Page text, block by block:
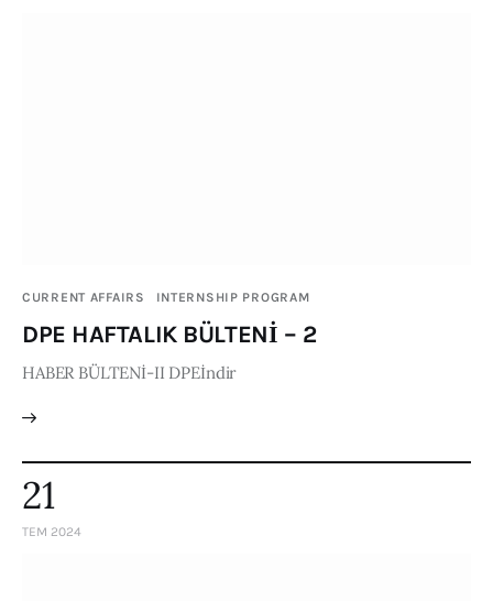
CURRENT AFFAIRS INTERNSHIP PROGRAM
DPE HAFTALIK BÜLTENİ – 2
HABER BÜLTENİ-II DPEİndir
21
TEM 2024